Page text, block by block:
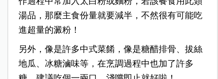
湯品，那麼主食份量就要減半，不然很有可能吃
進超量的澱粉！
另外，像是許多中式菜餚，像是糖醋排骨、拔絲
地瓜、冰糖滷味等，在烹調過程中也加了許多